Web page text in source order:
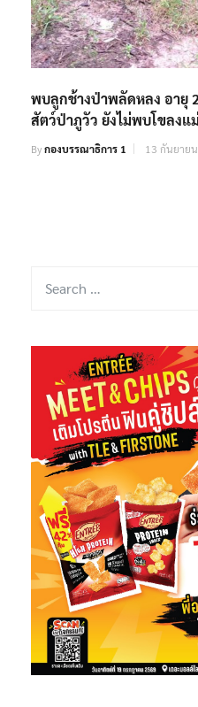
พบลูกช้างป่าพลัดหลง อายุ
สัตว์ป่าภูวัว ยังไม่พบโขลงแม่
Byกองบรรณาธิการ 1 13 กันยาย